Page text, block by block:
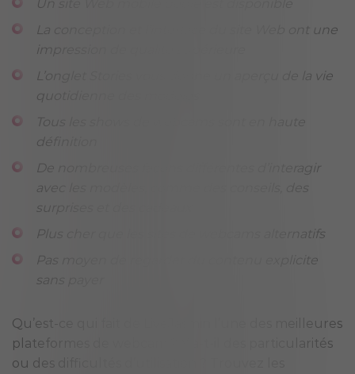
Un site Web mobile dédié est disponible
La conception et l’interface du site Web ont une
impression de qualité supérieure
L’onglet Stories vous donne un aperçu de la vie
quotidienne des modèles
Tous les shows de webcams sont en haute
définition
De nombreuses façons différentes d’interagir
avec les modèles, comme des conseils, des
surprises et des cadeaux
Plus cher que les sites de webcams alternatifs
Pas moyen de regarder du contenu explicite
sans payer
Qu’est-ce qui fait de LiveJasmin l’une des meilleures
plateformes de webcam ? Y a-t-il des particularités
ou des difficultés d’utilisation ? Trouvez les